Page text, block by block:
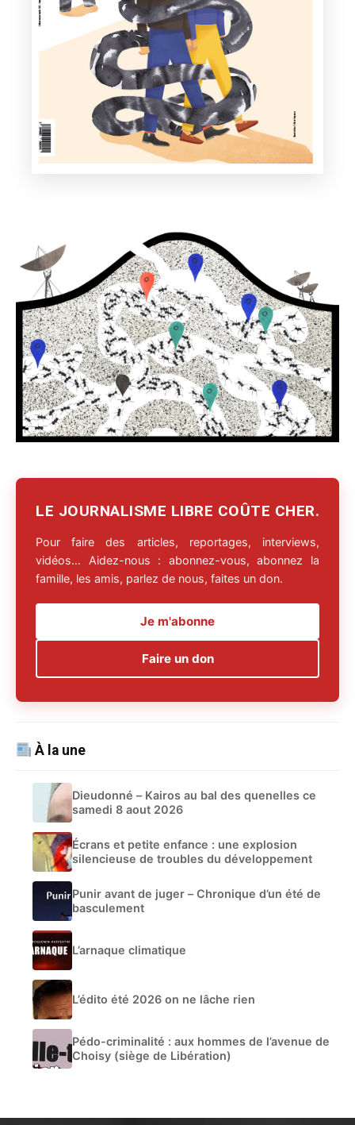
LE JOURNALISME LIBRE COÛTE CHER.
Pour faire des articles, reportages, interviews,
vidéos… Aidez-nous : abonnez-vous, abonnez la
famille, les amis, parlez de nous, faites un don.
Je m'abonne
Faire un don
À la une
Dieudonné – Kairos au bal des quenelles ce
samedi 8 aout 2026
Écrans et petite enfance : une explosion
silencieuse de troubles du développement
Punir avant de juger – Chronique d’un été de
basculement
L’arnaque climatique
L’édito été 2026 on ne lâche rien
Pédo-criminalité : aux hommes de l’avenue de
Choisy (siège de Libération)